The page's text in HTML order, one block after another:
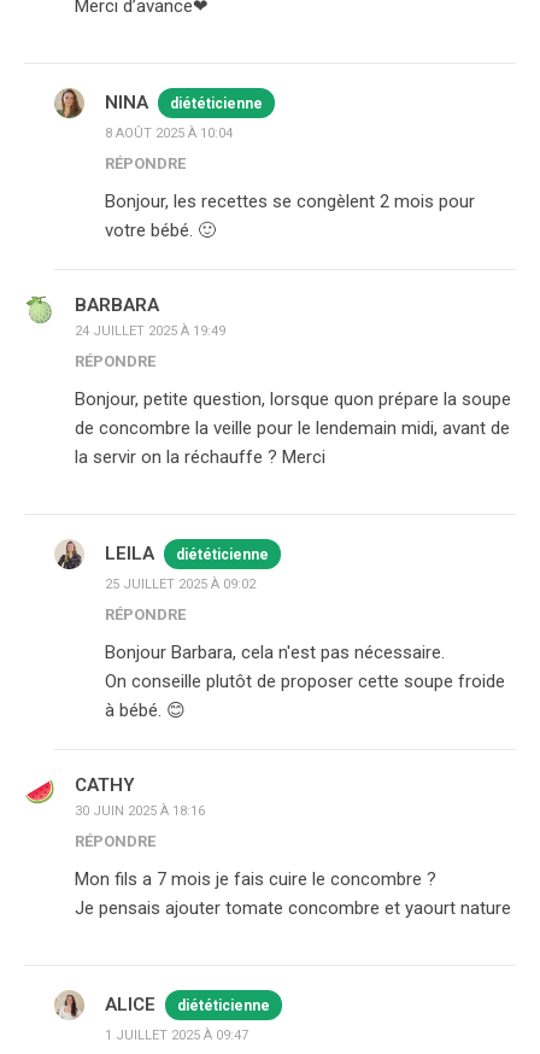
Merci d’avance❤
NINA diététicienne
8 AOÛT 2025 À 10:04
RÉPONDRE
Bonjour, les recettes se congèlent 2 mois pour
votre bébé. 🙂
BARBARA
24 JUILLET 2025 À 19:49
RÉPONDRE
Bonjour, petite question, lorsque quon prépare la soupe
de concombre la veille pour le lendemain midi, avant de
la servir on la réchauffe ? Merci
LEILA diététicienne
25 JUILLET 2025 À 09:02
RÉPONDRE
Bonjour Barbara, cela n'est pas nécessaire.
On conseille plutôt de proposer cette soupe froide
à bébé. 😊
CATHY
30 JUIN 2025 À 18:16
RÉPONDRE
Mon fils a 7 mois je fais cuire le concombre ?
Je pensais ajouter tomate concombre et yaourt nature
ALICE diététicienne
1 JUILLET 2025 À 09:47